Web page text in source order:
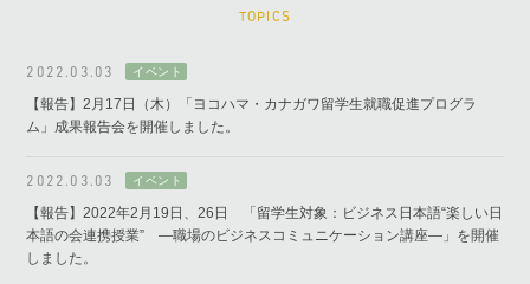
TOPICS
2022.03.03
【報告】2月17日（木）「ヨコハマ・カナガワ留学生就職促進プログラ
ム」成果報告会を開催しました。
2022.03.03
【報告】2022年2月19日、26日 「留学生対象：ビジネス日本語“楽しい日
本語の会連携授業” ―職場のビジネスコミュニケーション講座―」を開催
しました。